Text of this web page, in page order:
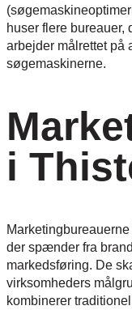
huser flere bureauer,
arbejder målrettet på
søgemaskinerne.
i
der spænder fra
markedsføring. De
virksomheders
kombinerer